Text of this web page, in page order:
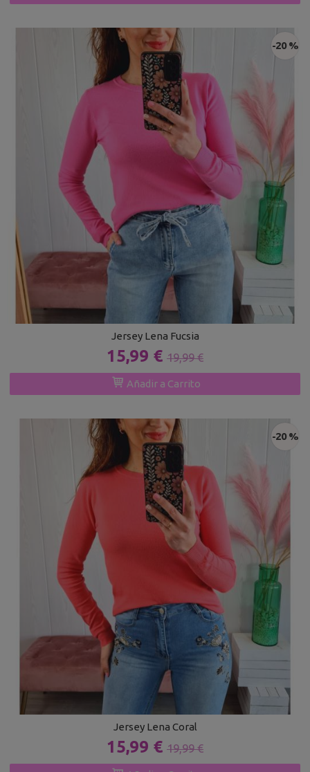
-20 %
Jersey Lena Fucsia
15,99 € 19,99 €
Añadir a Carrito
-20 %
Jersey Lena Coral
15,99 € 19,99 €